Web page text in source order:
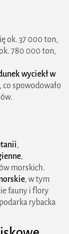
ok. 37 000 ton,
780 000 ton,
wyciekł w
, co spowodowało
,
,
morskich.
, w tym
fauny i flory
rybacka